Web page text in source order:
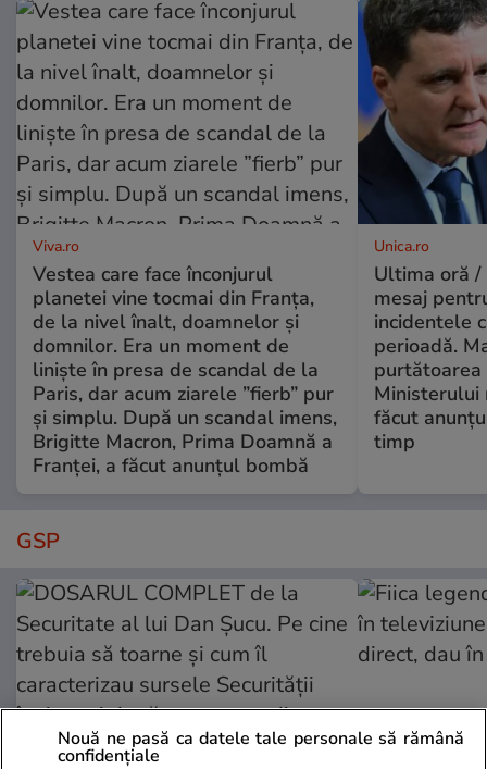
Viva.ro
Vestea care face înconjurul
planetei vine tocmai din Franța,
de la nivel înalt, doamnelor și
domnilor. Era un moment de
liniște în presa de scandal de la
Paris, dar acum ziarele ”fierb” pur
și simplu. După un scandal imens,
Brigitte Macron, Prima Doamnă a
Franței, a făcut anunțul bombă
Unica.ro
Ultima oră /
mesaj
incidentele
perioadă.
purtătoarea
Ministerului
făcut
timp
GSP
Nouă ne pasă ca datele tale personale să rămână
confidențiale